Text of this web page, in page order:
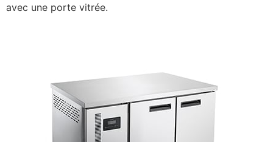
avec une porte vitrée.